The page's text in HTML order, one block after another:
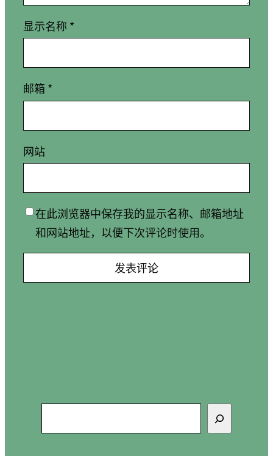
显示名称 *
邮箱 *
网站
在此浏览器中保存我的显示名称、邮箱地址
和网站地址，以便下次评论时使用。
索